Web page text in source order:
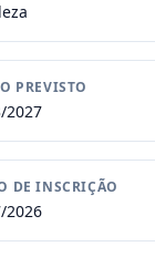
PREVISTO
2027
DE INSCRIÇÃO
2026